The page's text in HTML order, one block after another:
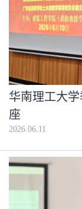
华南理工大
座
2026.06.11